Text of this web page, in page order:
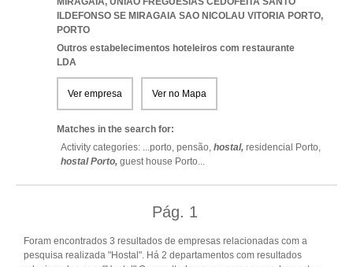
ILDEFONSO SE MIRAGAIA SAO NICOLAU VITORIA PORTO,
PORTO
Outros estabelecimentos hoteleiros com restaurante
LDA
Ver empresa Ver no Mapa
Matches in the search for:
Activity categories: ...porto, pensão, hostal, residencial Porto,
hostal Porto, guest house Porto...
Pág. 1
Foram encontrados 3 resultados de empresas relacionadas com a
pesquisa realizada "Hostal". Há 2 departamentos com resultados